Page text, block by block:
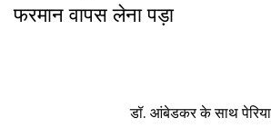
फरमान वापस लेना पड़ा
डॉ. आंबेडकर के साथ